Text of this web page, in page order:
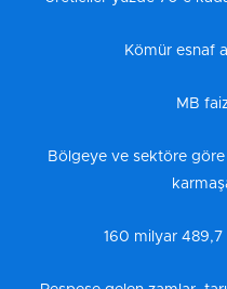
Kömür esnaf
MB
Bölgeye ve sektöre göre
160 milyar